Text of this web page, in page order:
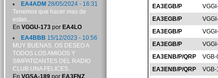
EA3EGB/P
EA3EGB/P
EA3EGB/P
EA3EGB/P
EA3ENB/P/QRP
EA3ENB/P/QRP
EA4ADM 28/05/2024 - 16:31
Tenemos que hacer mas de
estas....
En VGGU-173por EA4LO
EA4BBB 15/12/2023 - 10:56
MUY BUENAS. OS DESEO A
TODOS LOS AMIGOS Y
SIMPATIZANTES DEL RADIO
CLUB UNA FELICES...
En VGSA-189por EA3FNZ